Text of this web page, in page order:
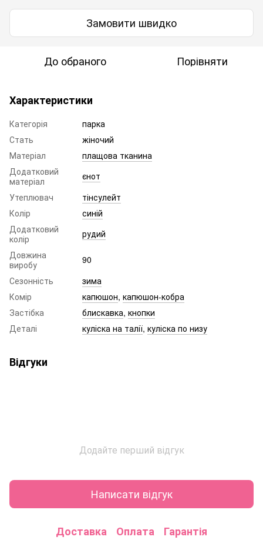
Замовити швидко
До обраного Порівняти
Характеристики
Категорія
парка
Стать
жіночий
Матеріал
плащова тканина
Додатковий
матеріал
єнот
Утеплювач
тінсулейт
Колір
синій
Додатковий
колір
рудий
Довжина
виробу
90
Сезонність
зима
Комір
капюшон, капюшон-кобра
Застібка
блискавка, кнопки
Деталі
куліска на талії, куліска по низу
Відгуки
Додайте перший відгук
Написати відгук
Доставка Оплата Гарантія